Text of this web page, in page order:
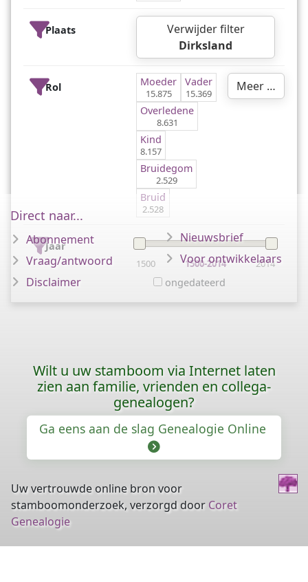
Plaats
Verwijder filter
Dirksland
Rol Moeder
15.875
Vader
15.369
Overledene
8.631
Kind
8.157
Bruidegom
2.529
Bruid
2.528
Meer …
Jaar
1500 2014
1500-2014
ongedateerd
Direct naar...
Abonnement
Vraag/antwoord
Disclaimer
Nieuwsbrief
Voor ontwikkelaars
Wilt u uw stamboom via Internet laten
zien aan familie, vrienden en collega-
genealogen?
Ga eens aan de slag Genealogie Online
Uw vertrouwde online bron voor
stamboomonderzoek, verzorgd door Coret
Genealogie